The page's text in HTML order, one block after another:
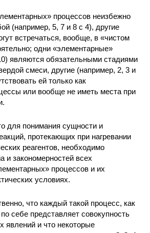
процессов неизбежно
(например, 5, 7 и 8 с 4), другие
встречаться, вообще, в «чистом
одни «элементарные»
являются обязательными стадиями
смеси, другие (например, 2, 3 и
ей только как
или вообще не иметь места при
для понимания сущности и
протекающих при нагревании
реагентов, необходимо
и закономерностей всех
процессов и их
условиях.
что каждый такой процесс, как
себе представляет совокупность
явлений и что некоторые